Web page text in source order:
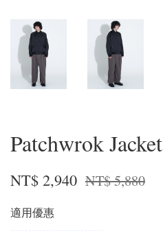
Patchwrok Jacket
NT$ 2,940 NT$ 5,880
適用優惠